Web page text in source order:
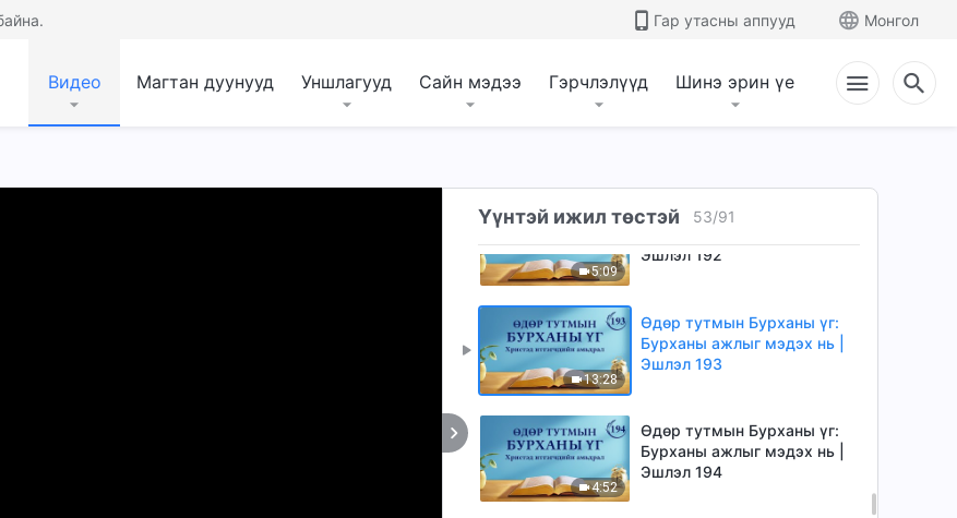
Гар утасны аппууд Монгол
Видео Магтан дуунууд Уншлагууд Сайн мэдээ Гэрчлэлүүд Шинэ эрин үе
Үүнтэй ижил төстэй 53/91
Бурханы ажлыг мэдэх нь |
Өдөр тутмын Бурханы үг:
5:09
Өдөр тутмын Бурханы үг:
Эшлэл 192
13:28
Өдөр тутмын Бурханы үг:
Бурханы ажлыг мэдэх нь |
Эшлэл 193
4:52
Өдөр тутмын Бурханы үг:
Бурханы ажлыг мэдэх нь |
Эшлэл 194